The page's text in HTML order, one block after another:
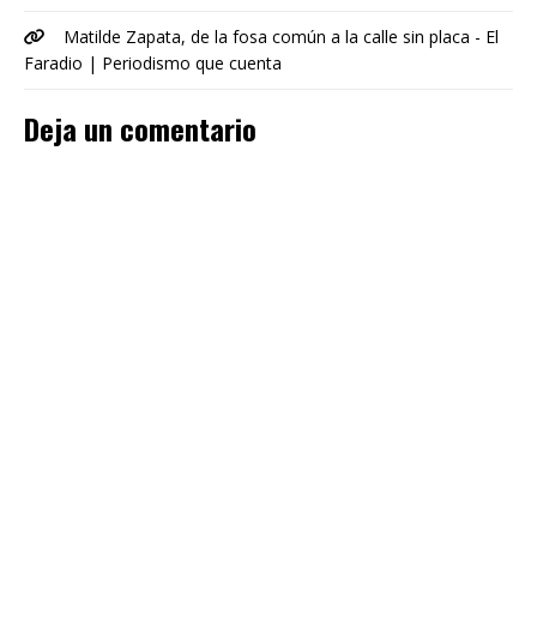
Matilde Zapata, de la fosa común a la calle sin placa - El
Faradio | Periodismo que cuenta
Deja un comentario